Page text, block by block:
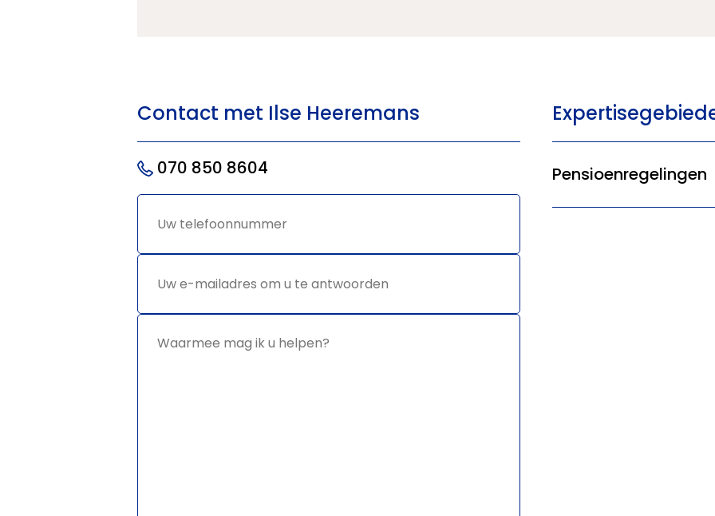
Contact met Ilse Heeremans
070 850 8604
Uw *
Uw e-
om u te
*
Waarmee
helpen?
*
Pensioenregelingen